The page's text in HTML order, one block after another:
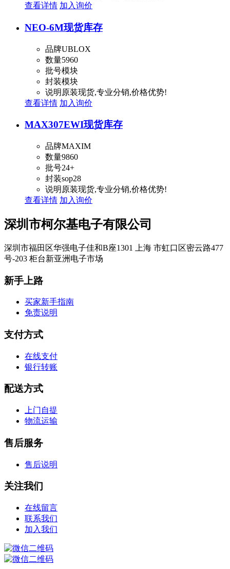
查看详情 加入询价
NEO-6M现货库存
品牌UBLOX
数量5960
批号模块
封装模块
说明 原装现货,专业分销,价格优势!
查看详情 加入询价
MAX307EWI现货库存
品牌MAXIM
数量9860
批号24+
封装sop28
说明 原装现货,专业分销,价格优势!
查看详情 加入询价
深圳市柯尔基电子有限公司
深圳市福田区华强电子佳和B座1301 上海 市虹口区密云路477
号-203 柜台新亚洲电子市场
新手上路
买家新手指南
免责说明
支付方式
在线支付
银行转账
配送方式
上门自提
物流运输
售后服务
售后说明
关注我们
在线留言
联系我们
加入我们